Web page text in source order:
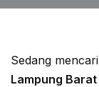
Sedang
Lampung